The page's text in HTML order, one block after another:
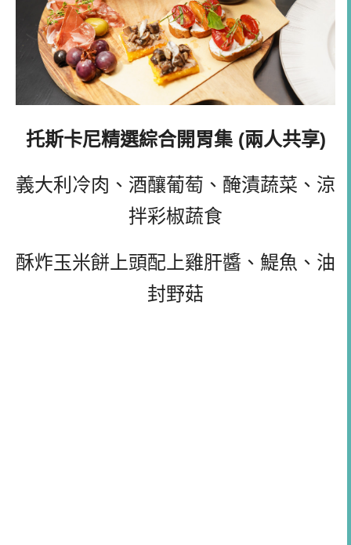
托斯卡尼精選綜合開胃集 (兩人共享)
義大利冷肉、酒釀葡萄、醃漬蔬菜、涼
拌彩椒蔬食
酥炸玉米餅上頭配上雞肝醬、鯷魚、油
封野菇